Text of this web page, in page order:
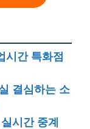
시간 특화점
결심하는 소
시간 중계